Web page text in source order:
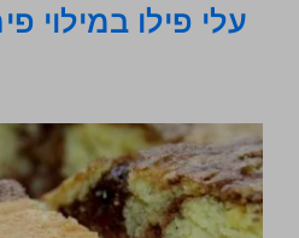
עלי פילו במילוי